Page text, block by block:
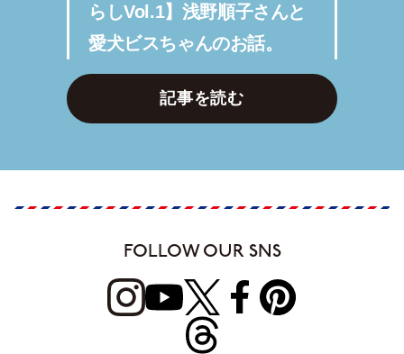
らしVol.1】浅野順子さんと
愛犬ビスちゃんのお話。
記事を読む
FOLLOW OUR SNS